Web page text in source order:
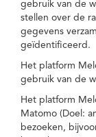
gebruik van de
stellen over de
gegevens
geïdentificeerd.
Het platform
gebruik van de
Het platform
Matomo (Doel:
bezoeken,